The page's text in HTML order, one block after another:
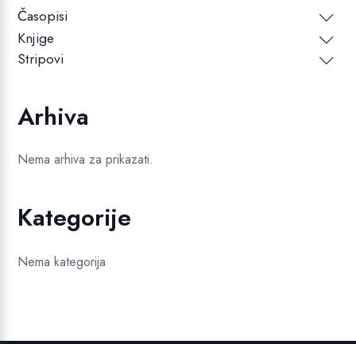
Časopisi
Knjige
Stripovi
Arhiva
Nema arhiva za prikazati.
Kategorije
Nema kategorija